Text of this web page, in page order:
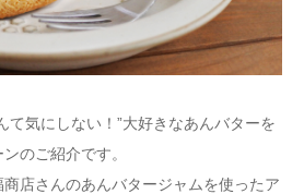
て気にしない！”大好きなあんバターを
のご紹介です。
店さんのあんバタージャムを使ったア